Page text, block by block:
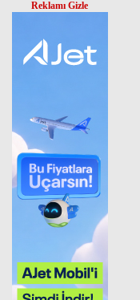
Reklamı Gizle